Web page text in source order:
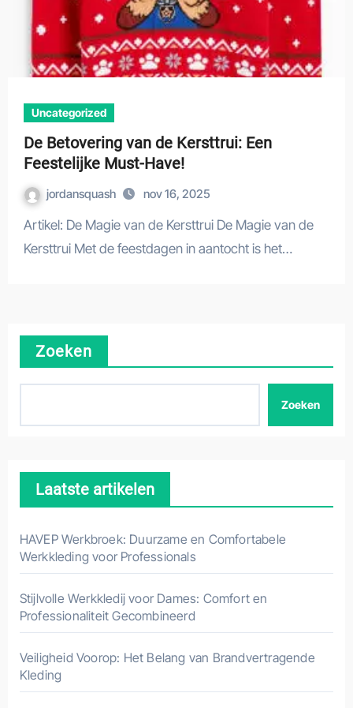
Uncategorized
De Betovering van de Kersttrui: Een
Feestelijke Must-Have!
jordansquash nov 16, 2025
Artikel: De Magie van de Kersttrui De Magie van de
Kersttrui Met de feestdagen in aantocht is het…
Zoeken
Zoeken
Laatste artikelen
HAVEP Werkbroek: Duurzame en Comfortabele
Werkkleding voor Professionals
Stijlvolle Werkkledij voor Dames: Comfort en
Professionaliteit Gecombineerd
Veiligheid Voorop: Het Belang van Brandvertragende
Kleding